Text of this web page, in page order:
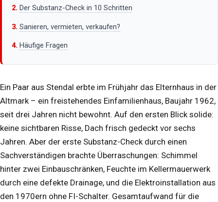
Der Substanz-Check in 10 Schritten
Sanieren, vermieten, verkaufen?
Häufige Fragen
Ein Paar aus Stendal erbte im Frühjahr das Elternhaus in der
Altmark – ein freistehendes Einfamilienhaus, Baujahr 1962,
seit drei Jahren nicht bewohnt. Auf den ersten Blick solide:
keine sichtbaren Risse, Dach frisch gedeckt vor sechs
Jahren. Aber der erste Substanz-Check durch einen
Sachverständigen brachte Überraschungen: Schimmel
hinter zwei Einbauschränken, Feuchte im Kellermauerwerk
durch eine defekte Drainage, und die Elektroinstallation aus
den 1970ern ohne FI-Schalter. Gesamtaufwand für die